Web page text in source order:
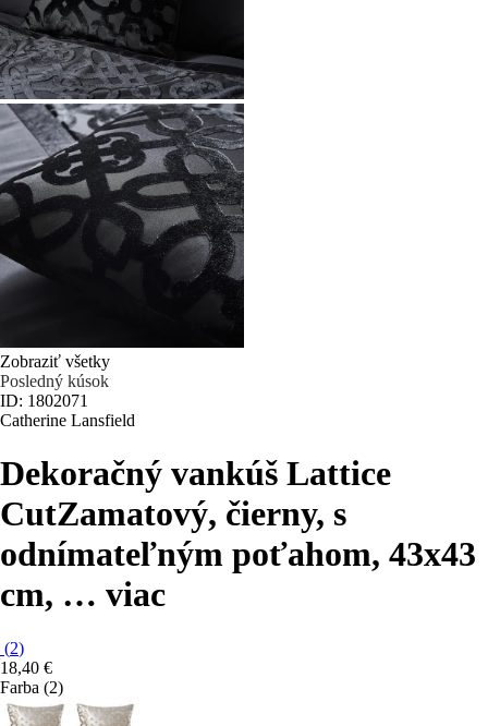
Zobraziť všetky
Posledný kúsok
ID: 1802071
Catherine Lansfield
Dekoračný vankúš Lattice
CutZamatový, čierny, s
odnímateľným poťahom, 43x43
cm, … viac
(2)
18,40 €
Farba (2)